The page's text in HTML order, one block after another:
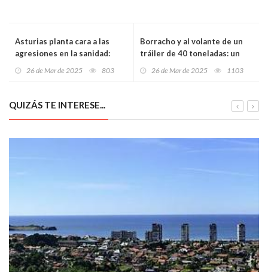
Asturias planta cara a las
agresiones en la sanidad:
26 de Mar de 2025 803
Borracho y al volante de un
tráiler de 40 toneladas: un
26 de Mar de 2025 1103
QUIZÁS TE INTERESE...